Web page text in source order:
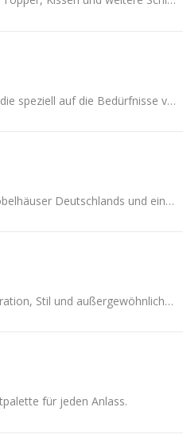
Animonda steht für hochwertige Tiernahrung, die speziell auf die Bedürfnisse von Hunden und Katzen abgestimmt ist.
Möbel Inhofer ist eines der erfolgreichsten Möbelhäuser Deutschlands und einer der größten regionalen Arbeitgeber.
Mit seiner einzigartigen Kombination aus Inspiration, Stil und außergewöhnlichen Preisen bietet Westwing seinen Mitgliedern Blitzangebote.
für jeden Anlass.